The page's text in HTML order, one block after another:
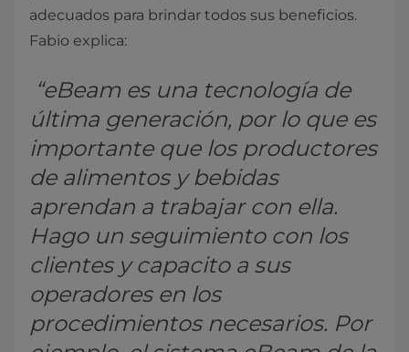
adecuados para brindar todos sus beneficios.
Fabio explica:
“eBeam es una tecnología de
última generación, por lo que es
importante que los productores
de alimentos y bebidas
aprendan a trabajar con ella.
Hago un seguimiento con los
clientes y capacito a sus
operadores en los
procedimientos necesarios. Por